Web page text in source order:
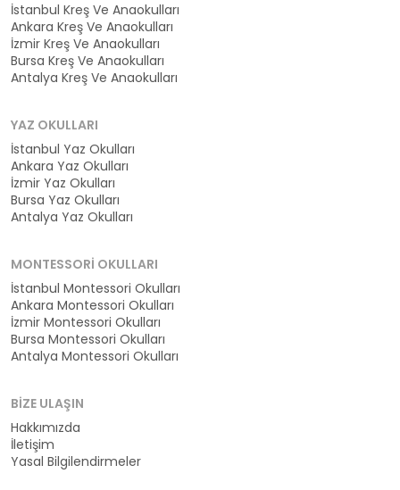
İstanbul Kreş Ve Anaokulları
Ankara Kreş Ve Anaokulları
İzmir Kreş Ve Anaokulları
Bursa Kreş Ve Anaokulları
Antalya Kreş Ve Anaokulları
YAZ OKULLARI
İstanbul Yaz Okulları
Ankara Yaz Okulları
İzmir Yaz Okulları
Bursa Yaz Okulları
Antalya Yaz Okulları
MONTESSORI OKULLARI
İstanbul Montessori Okulları
Ankara Montessori Okulları
İzmir Montessori Okulları
Bursa Montessori Okulları
Antalya Montessori Okulları
BIZE ULAŞIN
Hakkımızda
İletişim
Yasal Bilgilendirmeler